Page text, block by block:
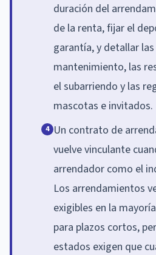
duración del
de la renta, fijar el
garantía, y detallar
mantenimiento, las
el subarriendo y las
mascotas e invitados.
4 Un contrato de
vuelve vinculante
arrendador como el
Los arrendamientos
exigibles en la
para plazos cortos,
estados exigen que